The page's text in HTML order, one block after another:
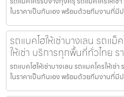
ในราคาเป็นกันเอง พร้อมด้วยทีมงานที่มี
รถแบคโฮให้เช่าบางเลน รถแ
ให้เช่า บริการทุกพื้นที่ทั่วไทย ร
รถแบคโฮให้เช่าบางเลน รถแมคโครให้เช่
ในราคาเป็นกันเอง พร้อมด้วยทีมงานที่มี